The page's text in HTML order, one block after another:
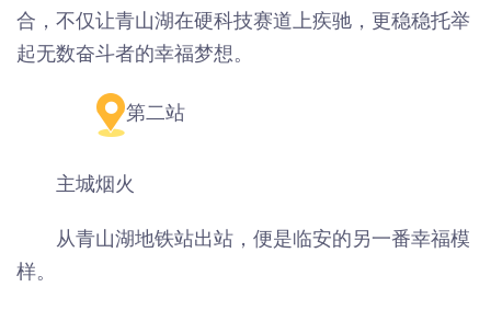
合，不仅让青山湖在硬科技赛道上疾驰，更稳稳托举
起无数奋斗者的幸福梦想。
第二站
主城烟火
从青山湖地铁站出站，便是临安的另一番幸福模
样。